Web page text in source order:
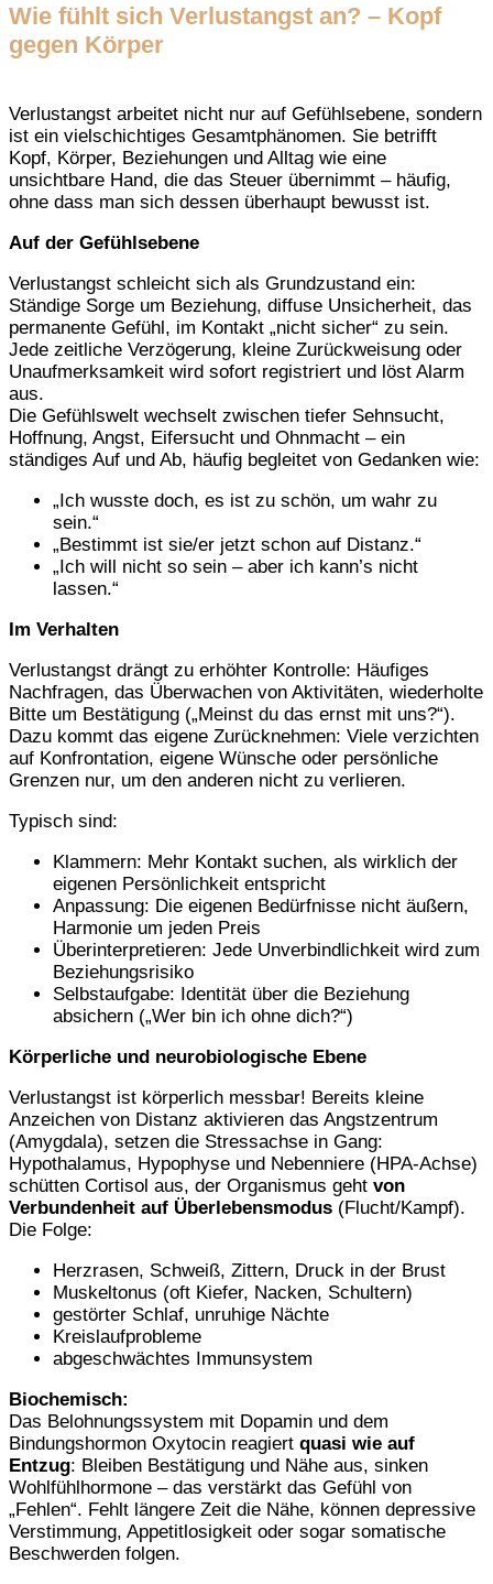
Wie fühlt sich Verlustangst an? – Kopf
gegen Körper
Verlustangst arbeitet nicht nur auf Gefühlsebene, sondern
ist ein vielschichtiges Gesamtphänomen. Sie betrifft
Kopf, Körper, Beziehungen und Alltag wie eine
unsichtbare Hand, die das Steuer übernimmt – häufig,
ohne dass man sich dessen überhaupt bewusst ist.
Auf der Gefühlsebene
Verlustangst schleicht sich als Grundzustand ein:
Ständige Sorge um Beziehung, diffuse Unsicherheit, das
permanente Gefühl, im Kontakt „nicht sicher“ zu sein.
Jede zeitliche Verzögerung, kleine Zurückweisung oder
Unaufmerksamkeit wird sofort registriert und löst Alarm
aus.
Die Gefühlswelt wechselt zwischen tiefer Sehnsucht,
Hoffnung, Angst, Eifersucht und Ohnmacht – ein
ständiges Auf und Ab, häufig begleitet von Gedanken wie:
„Ich wusste doch, es ist zu schön, um wahr zu
sein.“
„Bestimmt ist sie/er jetzt schon auf Distanz.“
„Ich will nicht so sein – aber ich kann’s nicht
lassen.“
Im Verhalten
Verlustangst drängt zu erhöhter Kontrolle: Häufiges
Nachfragen, das Überwachen von Aktivitäten, wiederholte
Bitte um Bestätigung („Meinst du das ernst mit uns?“).
Dazu kommt das eigene Zurücknehmen: Viele verzichten
auf Konfrontation, eigene Wünsche oder persönliche
Grenzen nur, um den anderen nicht zu verlieren.
Typisch sind:
Klammern: Mehr Kontakt suchen, als wirklich der
eigenen Persönlichkeit entspricht
Anpassung: Die eigenen Bedürfnisse nicht äußern,
Harmonie um jeden Preis
Überinterpretieren: Jede Unverbindlichkeit wird zum
Beziehungsrisiko
Selbstaufgabe: Identität über die Beziehung
absichern („Wer bin ich ohne dich?“)
Körperliche und neurobiologische Ebene
Verlustangst ist körperlich messbar! Bereits kleine
Anzeichen von Distanz aktivieren das Angstzentrum
(Amygdala), setzen die Stressachse in Gang:
Hypothalamus, Hypophyse und Nebenniere (HPA-Achse)
schütten Cortisol aus, der Organismus geht von
Verbundenheit auf Überlebensmodus (Flucht/Kampf).
Die Folge:
Herzrasen, Schweiß, Zittern, Druck in der Brust
Muskeltonus (oft Kiefer, Nacken, Schultern)
gestörter Schlaf, unruhige Nächte
Kreislaufprobleme
abgeschwächtes Immunsystem
Biochemisch:
Das Belohnungssystem mit Dopamin und dem
Bindungshormon Oxytocin reagiert quasi wie auf
Entzug: Bleiben Bestätigung und Nähe aus, sinken
Wohlfühlhormone – das verstärkt das Gefühl von
„Fehlen“. Fehlt längere Zeit die Nähe, können depressive
Verstimmung, Appetitlosigkeit oder sogar somatische
Beschwerden folgen.